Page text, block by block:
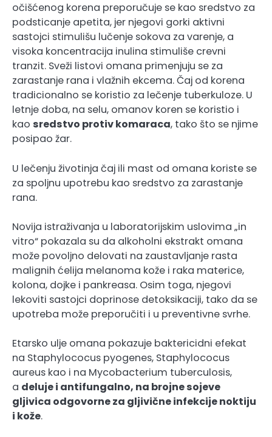
očišćenog korena preporučuje se kao sredstvo za
podsticanje apetita, jer njegovi gorki aktivni
sastojci stimulišu lučenje sokova za varenje, a
visoka koncentracija inulina stimuliše crevni
tranzit. Sveži listovi omana primenjuju se za
zarastanje rana i vlažnih ekcema. Čaj od korena
tradicionalno se koristio za lečenje tuberkuloze. U
letnje doba, na selu, omanov koren se koristio i
kao sredstvo protiv komaraca, tako što se njime
posipao žar.
U lečenju životinja čaj ili mast od omana koriste se
za spoljnu upotrebu kao sredstvo za zarastanje
rana.
Novija istraživanja u laboratorijskim uslovima „in
vitro“ pokazala su da alkoholni ekstrakt omana
može povoljno delovati na zaustavljanje rasta
malignih ćelija melanoma kože i raka materice,
kolona, dojke i pankreasa. Osim toga, njegovi
lekoviti sastojci doprinose detoksikaciji, tako da se
upotreba može preporučiti i u preventivne svrhe.
Etarsko ulje omana pokazuje baktericidni efekat
na Staphylococus pyogenes, Staphylococus
aureus kao i na Mycobacterium tuberculosis,
a deluje i antifungalno, na brojne sojeve
gljivica odgovorne za gljivične infekcije noktiju
i kože.